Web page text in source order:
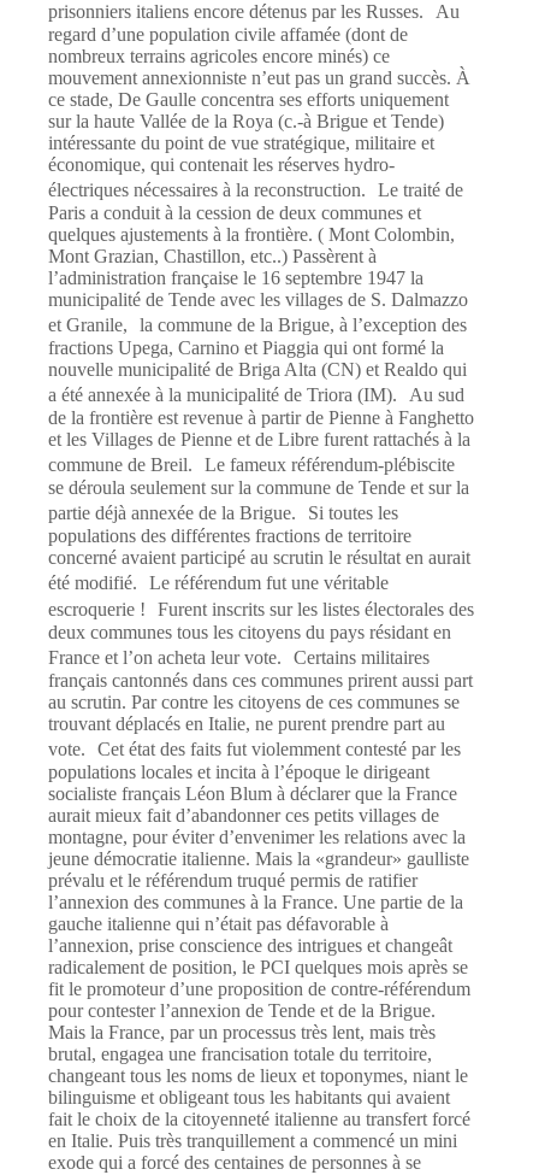
prisonniers italiens encore détenus par les Russes. Au
regard d’une population civile affamée (dont de
nombreux terrains agricoles encore minés) ce
mouvement annexionniste n’eut pas un grand succès. À
ce stade, De Gaulle concentra ses efforts uniquement
sur la haute Vallée de la Roya (c.-à Brigue et Tende)
intéressante du point de vue stratégique, militaire et
économique, qui contenait les réserves hydro-
électriques nécessaires à la reconstruction. Le traité de
Paris a conduit à la cession de deux communes et
quelques ajustements à la frontière. ( Mont Colombin,
Mont Grazian, Chastillon, etc..) Passèrent à
l’administration française le 16 septembre 1947 la
municipalité de Tende avec les villages de S. Dalmazzo
et Granile, la commune de la Brigue, à l’exception des
fractions Upega, Carnino et Piaggia qui ont formé la
nouvelle municipalité de Briga Alta (CN) et Realdo qui
a été annexée à la municipalité de Triora (IM). Au sud
de la frontière est revenue à partir de Pienne à Fanghetto
et les Villages de Pienne et de Libre furent rattachés à la
commune de Breil. Le fameux référendum-plébiscite
se déroula seulement sur la commune de Tende et sur la
partie déjà annexée de la Brigue. Si toutes les
populations des différentes fractions de territoire
concerné avaient participé au scrutin le résultat en aurait
été modifié. Le référendum fut une véritable
escroquerie ! Furent inscrits sur les listes électorales des
deux communes tous les citoyens du pays résidant en
France et l’on acheta leur vote. Certains militaires
français cantonnés dans ces communes prirent aussi part
au scrutin. Par contre les citoyens de ces communes se
trouvant déplacés en Italie, ne purent prendre part au
vote. Cet état des faits fut violemment contesté par les
populations locales et incita à l’époque le dirigeant
socialiste français Léon Blum à déclarer que la France
aurait mieux fait d’abandonner ces petits villages de
montagne, pour éviter d’envenimer les relations avec la
jeune démocratie italienne. Mais la «grandeur» gaulliste
prévalu et le référendum truqué permis de ratifier
l’annexion des communes à la France. Une partie de la
gauche italienne qui n’était pas défavorable à
l’annexion, prise conscience des intrigues et changeât
radicalement de position, le PCI quelques mois après se
fit le promoteur d’une proposition de contre-référendum
pour contester l’annexion de Tende et de la Brigue.
Mais la France, par un processus très lent, mais très
brutal, engagea une francisation totale du territoire,
changeant tous les noms de lieux et toponymes, niant le
bilinguisme et obligeant tous les habitants qui avaient
fait le choix de la citoyenneté italienne au transfert forcé
en Italie. Puis très tranquillement a commencé un mini
exode qui a forcé des centaines de personnes à se